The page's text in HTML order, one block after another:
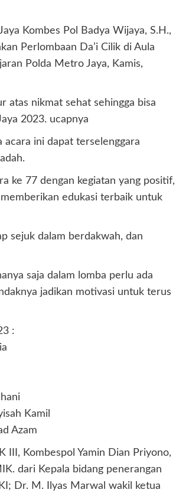
Kombes Pol Badya Wijaya, S.H.,
Perlombaan Da’i Cilik di Aula
Polda Metro Jaya, Kamis,
atas nikmat sehat sehingga bisa
2023. ucapnya
acara ini dapat terselenggara
ke 77 dengan kegiatan yang positif,
edukasi terbaik untuk
sejuk dalam berdakwah, dan
saja dalam lomba perlu ada
jadikan motivasi untuk terus
:
Kamil
Azam
III, Kombespol Yamin Dian Priyono,
dari Kepala bidang penerangan
Dr. M. Ilyas Marwal wakil ketua